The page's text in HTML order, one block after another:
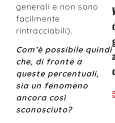
generali e non sono
facilmente
rintracciabili).
Com’è possibile quindi
che, di fronte a
queste percentuali,
sia un fenomeno
ancora così
sconosciuto?